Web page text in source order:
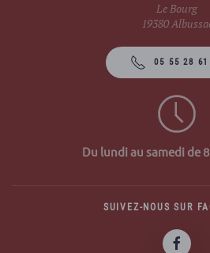
Le Bourg
19380
05 55 28
Du lundi au samedi de
SUIVEZ-NOUS SUR